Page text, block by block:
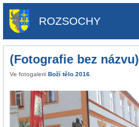
ROZSOCHY
(Fotografie bez názvu)
Ve fotogalerii Boží tělo 2016